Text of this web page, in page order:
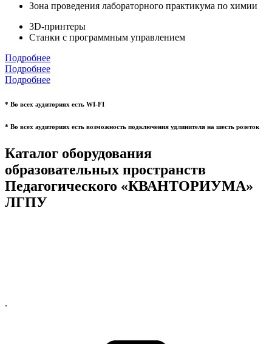
Зона проведения лабораторного практикума по химии
3D-принтеры
Станки с программным управлением
Подробнее
Подробнее
Подробнее
* Во всех аудиториях есть WI-FI
* Во всех аудиториях есть возможность подключения удлинителя на шесть розеток
Каталог оборудования
образовательных пространств
Педагогического «КВАНТОРИУМА»
ЛГПУ
.